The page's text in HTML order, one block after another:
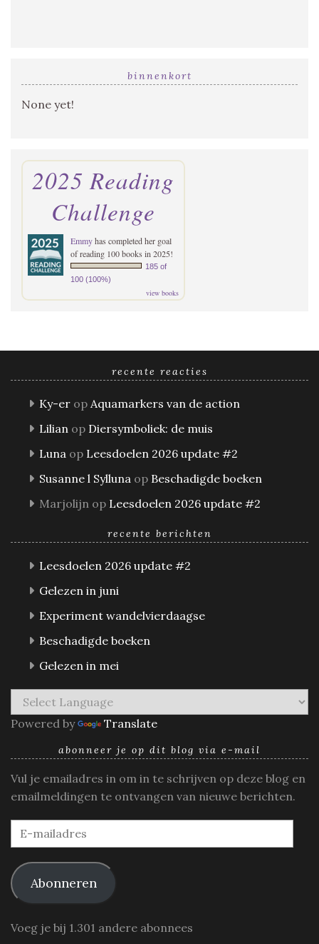
binnenkort
None yet!
2025 Reading
Challenge
Emmyhas completed her goal
of reading 100 books in 2025!
185 of
100 (100%)
view books
recente reacties
Ky-er op Aquamarkers van de action
Lilian op Diersymboliek: de muis
Luna op Leesdoelen 2026 update #2
Susanne l Sylluna op Beschadigde boeken
Marjolijn op Leesdoelen 2026 update #2
recente berichten
Leesdoelen 2026 update #2
Gelezen in juni
Experiment wandelvierdaagse
Beschadigde boeken
Gelezen in mei
Powered by Translate
abonneer je op dit blog via e-mail
Vul je emailadres in om in te schrijven op deze blog en
emailmeldingen te ontvangen van nieuwe berichten.
E-
mailadres
Abonneren
Voeg je bij 1.301 andere abonnees